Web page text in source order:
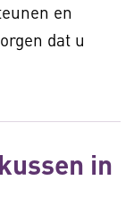
en
dat u
in